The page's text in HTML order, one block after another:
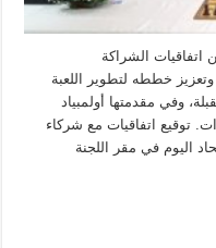
اتفاقيات الشراكة
خططه لتطوير اللعبة
وفي مقدمتها أولمبياد
توقيع اتفاقيات مع شركاء
اليوم في مقر اللجنة